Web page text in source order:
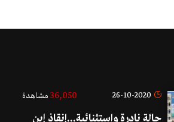
26-10-2020
36,050مشاهدة
حالة نادرة واستثنائية...إنقاذ إبن